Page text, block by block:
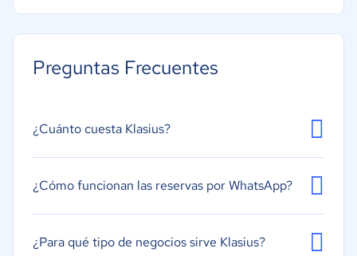
Gestión de membresías
Reserva en línea
Preguntas Frecuentes
¿Cuánto cuesta Klasius?
¿Cómo funcionan las reservas por WhatsApp?
¿Para qué tipo de negocios sirve Klasius?